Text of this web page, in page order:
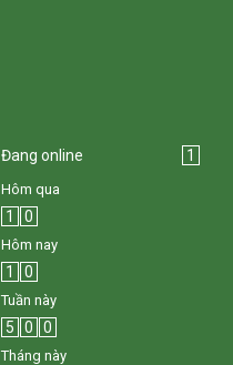
Đang online 1
Hôm qua
1 0
Hôm nay
1 0
Tuần này
5 0 0
Tháng này